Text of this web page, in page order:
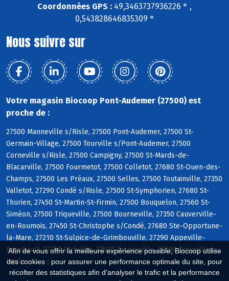
Afin de vous offrir la meilleure expérience possible, Biocoop utilise
des cookies : pour assurer une performance optimale du site, pour
récolter des statistiques afin d'analyser le trafic et la performance
Coordonnées GPS : 49,3463737936226 ° ,
0,543828646835309 °
Nous suivre sur
Votre magasin Biocoop Pont-Audemer (27500) est
proche de :
27500 Manneville s/Risle, 27500 Pont-Audemer, 27500 St-
Germain-Village, 27500 Tourville s/Pont-Audemer, 27500
Corneville s/Risle, 27500 Campigny, 27500 St-Mards-de-
Blacarville, 27500 Fourmetot, 27500 Colletot, 27680 St-Ouen-des-
Champs, 27500 Les Préaux, 27500 Selles, 27500 Toutainville, 27350
Valletot, 27290 Condé s/Risle, 27500 St-Symphorien, 27680 St-
Thurien, 27450 St-Martin-St-Firmin, 27500 Bouquelon, 27560 St-
Siméon, 27500 Triqueville, 27500 Bourneville, 27350 Cauverville-
en-Roumois, 27450 St-Christophe s/Condé, 27680 Ste-Opportune-
la-Mare, 27210 St-Sulpice-de-Grimbouville, 27290 Appeville-
Annebault, 27350 Etréville, 27500 Tocqueville, 27680 Trouville-la-
Haule